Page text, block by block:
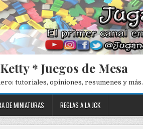
* Juegos de Mesa
tutoriales, opiniones, resumenes y más.
DE MINIATURAS REGLAS A LA JCK